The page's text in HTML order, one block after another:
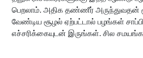
பெறலாம். அதிக தண்ணீர் அருந்துவதன்
வேண்டிய சூழல் ஏற்பட்டால் பழங்கள்
எச்சரிக்கையுடன் இருங்கள். சில